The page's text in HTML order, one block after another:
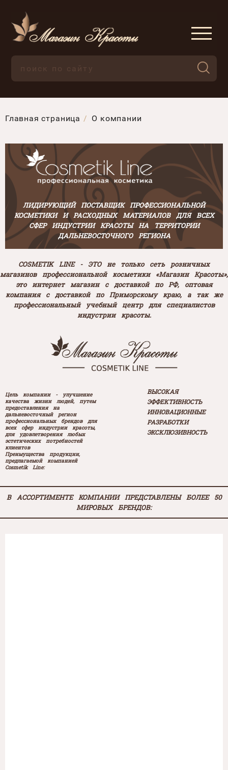
Главная страница О компании
ЛИДИРУЮЩИЙ ПОСТАВЩИК ПРОФЕССИОНАЛЬНОЙ
КОСМЕТИКИ И РАСХОДНЫХ МАТЕРИАЛОВ ДЛЯ ВСЕХ
СФЕР ИНДУСТРИИ КРАСОТЫ НА ТЕРРИТОРИИ
ДАЛЬНЕВОСТОЧНОГО РЕГИОНА
COSMETIK LINE - ЭТО не только сеть розничных
магазинов профессиональной косметики «Магазин Красоты»,
это интернет магазин с доставкой по РФ, оптовая
компания с доставкой по Приморскому краю, а так же
профессиональный учебный центр для специалистов
индустрии красоты.
Цель компании - улучшение
качества жизни людей, путем
предоставления на
дальневосточный регион
профессиональных брендов для
всех сфер индустрии красоты,
для удовлетворения любых
эстетических потребностей
клиентов
Преимущества продукции,
предлагаемой компанией
Cosmetik Line:
ВЫСОКАЯ
ЭФФЕКТИВНОСТЬ
ИННОВАЦИОННЫЕ
РАЗРАБОТКИ
ЭКСКЛЮЗИВНОСТЬ
В АССОРТИМЕНТЕ КОМПАНИИ ПРЕДСТАВЛЕНЫ БОЛЕЕ 50
МИРОВЫХ БРЕНДОВ: